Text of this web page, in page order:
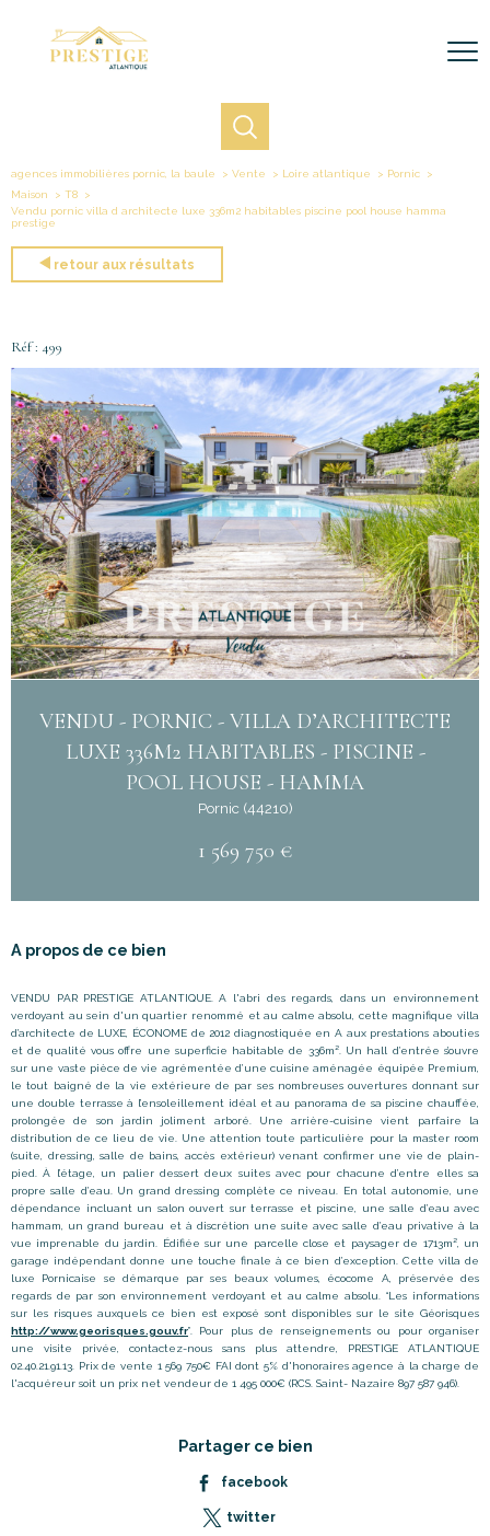
agences immobilières pornic, la baule Vente Loire atlantique
Pornic
Maison
T8
Vendu pornic villa d architecte luxe 336m2 habitables piscine pool house hamma
prestige
retour aux résultats
Réf : 499
VENDU - PORNIC - VILLA D’ARCHITECTE
LUXE 336M2 HABITABLES - PISCINE -
POOL HOUSE - HAMMA
Pornic (44210)
1 569 750 €
A propos de ce bien
VENDU PAR PRESTIGE ATLANTIQUE. A l'abri des regards, dans un environnement
verdoyant au sein d'un quartier renommé et au calme absolu, cette magnifique villa
d’architecte de LUXE, ÉCONOME de 2012 diagnostiquée en A aux prestations abouties
et de qualité vous offre une superficie habitable de 336m². Un hall d’entrée s’ouvre
sur une vaste pièce de vie agrémentée d’une cuisine aménagée équipée Premium,
le tout baigné de la vie extérieure de par ses nombreuses ouvertures donnant sur
une double terrasse à l’ensoleillement idéal et au panorama de sa piscine chauffée,
prolongée de son jardin joliment arboré. Une arrière-cuisine vient parfaire la
distribution de ce lieu de vie. Une attention toute particulière pour la master room
(suite, dressing, salle de bains, accès extérieur) venant confirmer une vie de plain-
pied. À l’étage, un palier dessert deux suites avec pour chacune d’entre elles sa
propre salle d’eau. Un grand dressing complète ce niveau. En total autonomie, une
dépendance incluant un salon ouvert sur terrasse et piscine, une salle d’eau avec
hammam, un grand bureau et à discrétion une suite avec salle d’eau privative à la
vue imprenable du jardin. Édifiée sur une parcelle close et paysager de 1713m², un
garage indépendant donne une touche finale à ce bien d’exception. Cette villade
luxe Pornicaise se démarque parses beaux volumes, écocome A préservéedes
regards de par son environnement verdoyant et aucalme absolu
“Les informations
sur les risques auxquels ce bien est exposé sont disponibles sur le site Géorisques
http://www.georisques.gouv.fr”. Pour plus de renseignements ou pour organiser
une visite privée, contactez-nous sans plus attendre, PRESTIGE ATLANTIQUE
02.40.21.91.13. Prix de vente 1 569 750€ FAI dont 5% d'honoraires agence à la charge de
l'acquéreur soit un prix net vendeur de 1 495 000€ (RCS. Saint- Nazaire 897 587 946).
Partager ce bien
facebook
twitter